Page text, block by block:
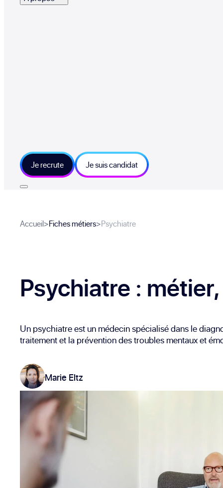
Je recrute Je suis candidat
Accueil>Fiches métiers>Psychiatre
Psychiatre :
Un psychiatre est un médecin spécialisé dans le
traitement et la prévention des troubles mentaux et
Marie Eltz